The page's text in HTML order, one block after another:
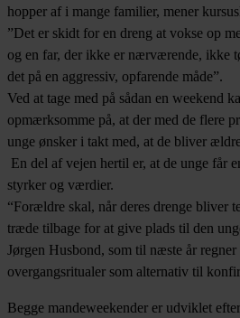
hopper af i mange familier, mener
”Det er skidt for en dreng at vokse op
og en far, der ikke er nærværende, ikke
det på en aggressiv, opfarende måde”.
Ved at tage med på sådan en weekend
opmærksomme på, at der med de flere
unge ønsker i takt med, at de bliver
En del af vejen hertil er, at de unge får
styrker og værdier.
“Forældre skal, når deres drenge bliver
træde tilbage for at give plads til den
Jørgen Husbond, som til næste år regner
overgangsritualer som alternativ til
Begge mandeweekender er udviklet